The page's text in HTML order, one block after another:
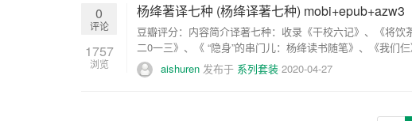
0
评论
1757
浏览
杨绛著译七种 (杨绛译著七种) mobi+epub+azw3
豆瓣评分：内容简介译著七种：收录《干校六记》、《将
二0一三》、《 “隐身”的串门儿：杨绛读书随笔》、《我
aishuren 发布于 系列套装 2020-04-27